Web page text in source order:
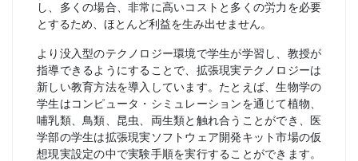
し、多くの場合、非常に高いコストと多くの労力を必要
とするため、ほとんど利益を生み出せません。
より没入型のテクノロジー環境で学生が学習し、教授が
指導できるようにすることで、拡張現実テクノロジーは
新しい教育方法を導入しています。たとえば、生物学の
学生はコンピュータ・シミュレーションを通じて植物、
哺乳類、鳥類、昆虫、両生類と触れ合うことができ、医
学部の学生は拡張現実ソフトウェア開発キット市場の仮
想現実設定の中で実験手順を実行することができます。